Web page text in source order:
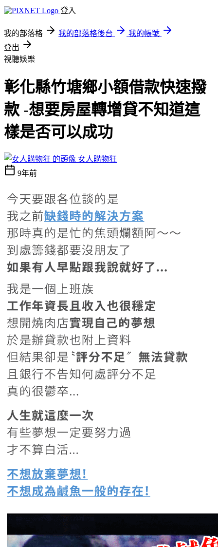
登入
我的部落格 我的部落格後台
我的帳號
登出
視聽娛樂
彰化縣竹塘鄉小額借款快速撥
款 -想要房屋轉增貸不知道這
樣是否可以成功
女人購物狂
9年前